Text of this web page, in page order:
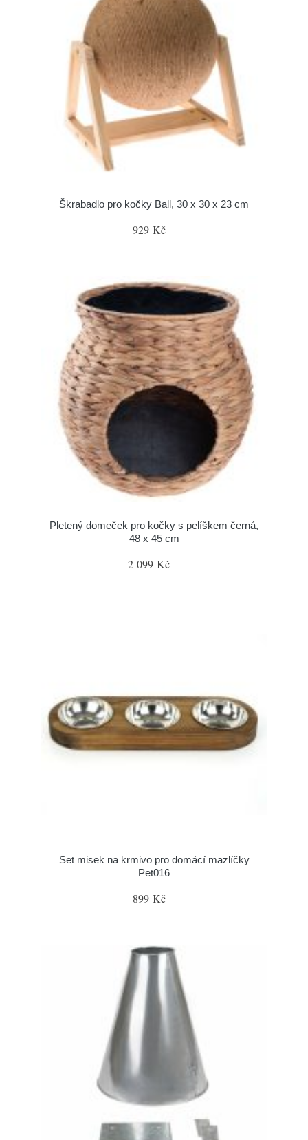
Škrabadlo pro kočky Ball, 30 x 30 x 23 cm
929 Kč
Pletený domeček pro kočky s pelíškem černá,
48 x 45 cm
2 099 Kč
Set misek na krmivo pro domácí mazlíčky
Pet016
899 Kč